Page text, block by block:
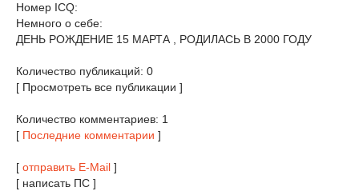
Номер ICQ:
Немного о себе:
ДЕНЬ РОЖДЕНИЕ 15 МАРТА , РОДИЛАСЬ В 2000 ГОДУ
Количество публикаций: 0
[ Просмотреть все публикации ]
Количество комментариев: 1
[ Последние комментарии ]
[ отправить E-Mail ]
[ написать ПС ]